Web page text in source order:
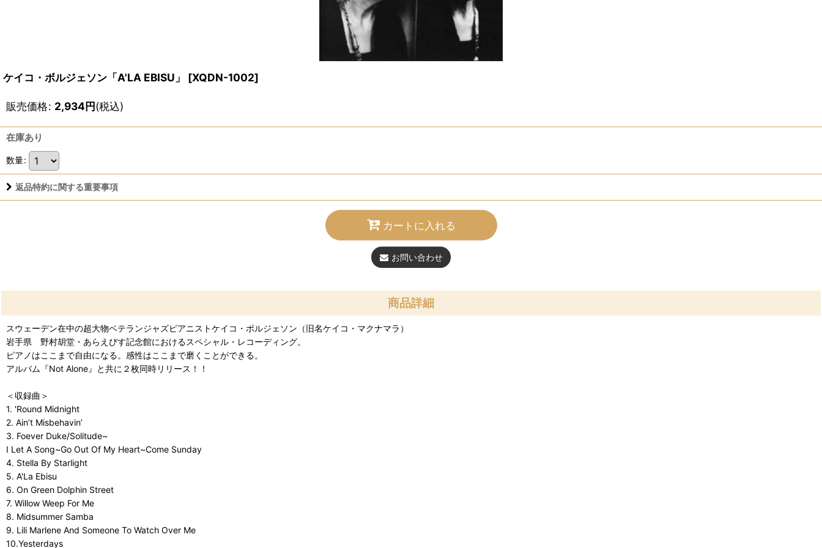
ケイコ・ボルジェソン「A'LA EBISU」 [XQDN-1002]
販売価格: 2,934円(税込)
在庫あり
数量:
返品特約に関する重要事項
カートに入れる
お問い合わせ
商品詳細
スウェーデン在中の超大物ベテランジャズピアニストケイコ・ボルジェソン（旧名ケイコ・マクナマラ）
岩手県 野村胡堂・あらえびす記念館におけるスペシャル・レコーディング。
ピアノはここまで自由になる。感性はここまで磨くことができる。
アルバム『Not Alone』と共に２枚同時リリース！！
＜収録曲＞
1. 'Round Midnight
2. Ain’t Misbehavin’
3. Foever Duke/Solitude~
I Let A Song~Go Out Of My Heart~Come Sunday
4. Stella By Starlight
5. A'La Ebisu
6. On Green Dolphin Street
7. Willow Weep For Me
8. Midsummer Samba
9. Lili Marlene And Someone To Watch Over Me
10.Yesterdays